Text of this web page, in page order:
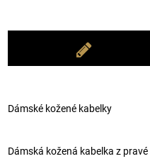
Dámské kožené kabelky
Dámská kožená kabelka z